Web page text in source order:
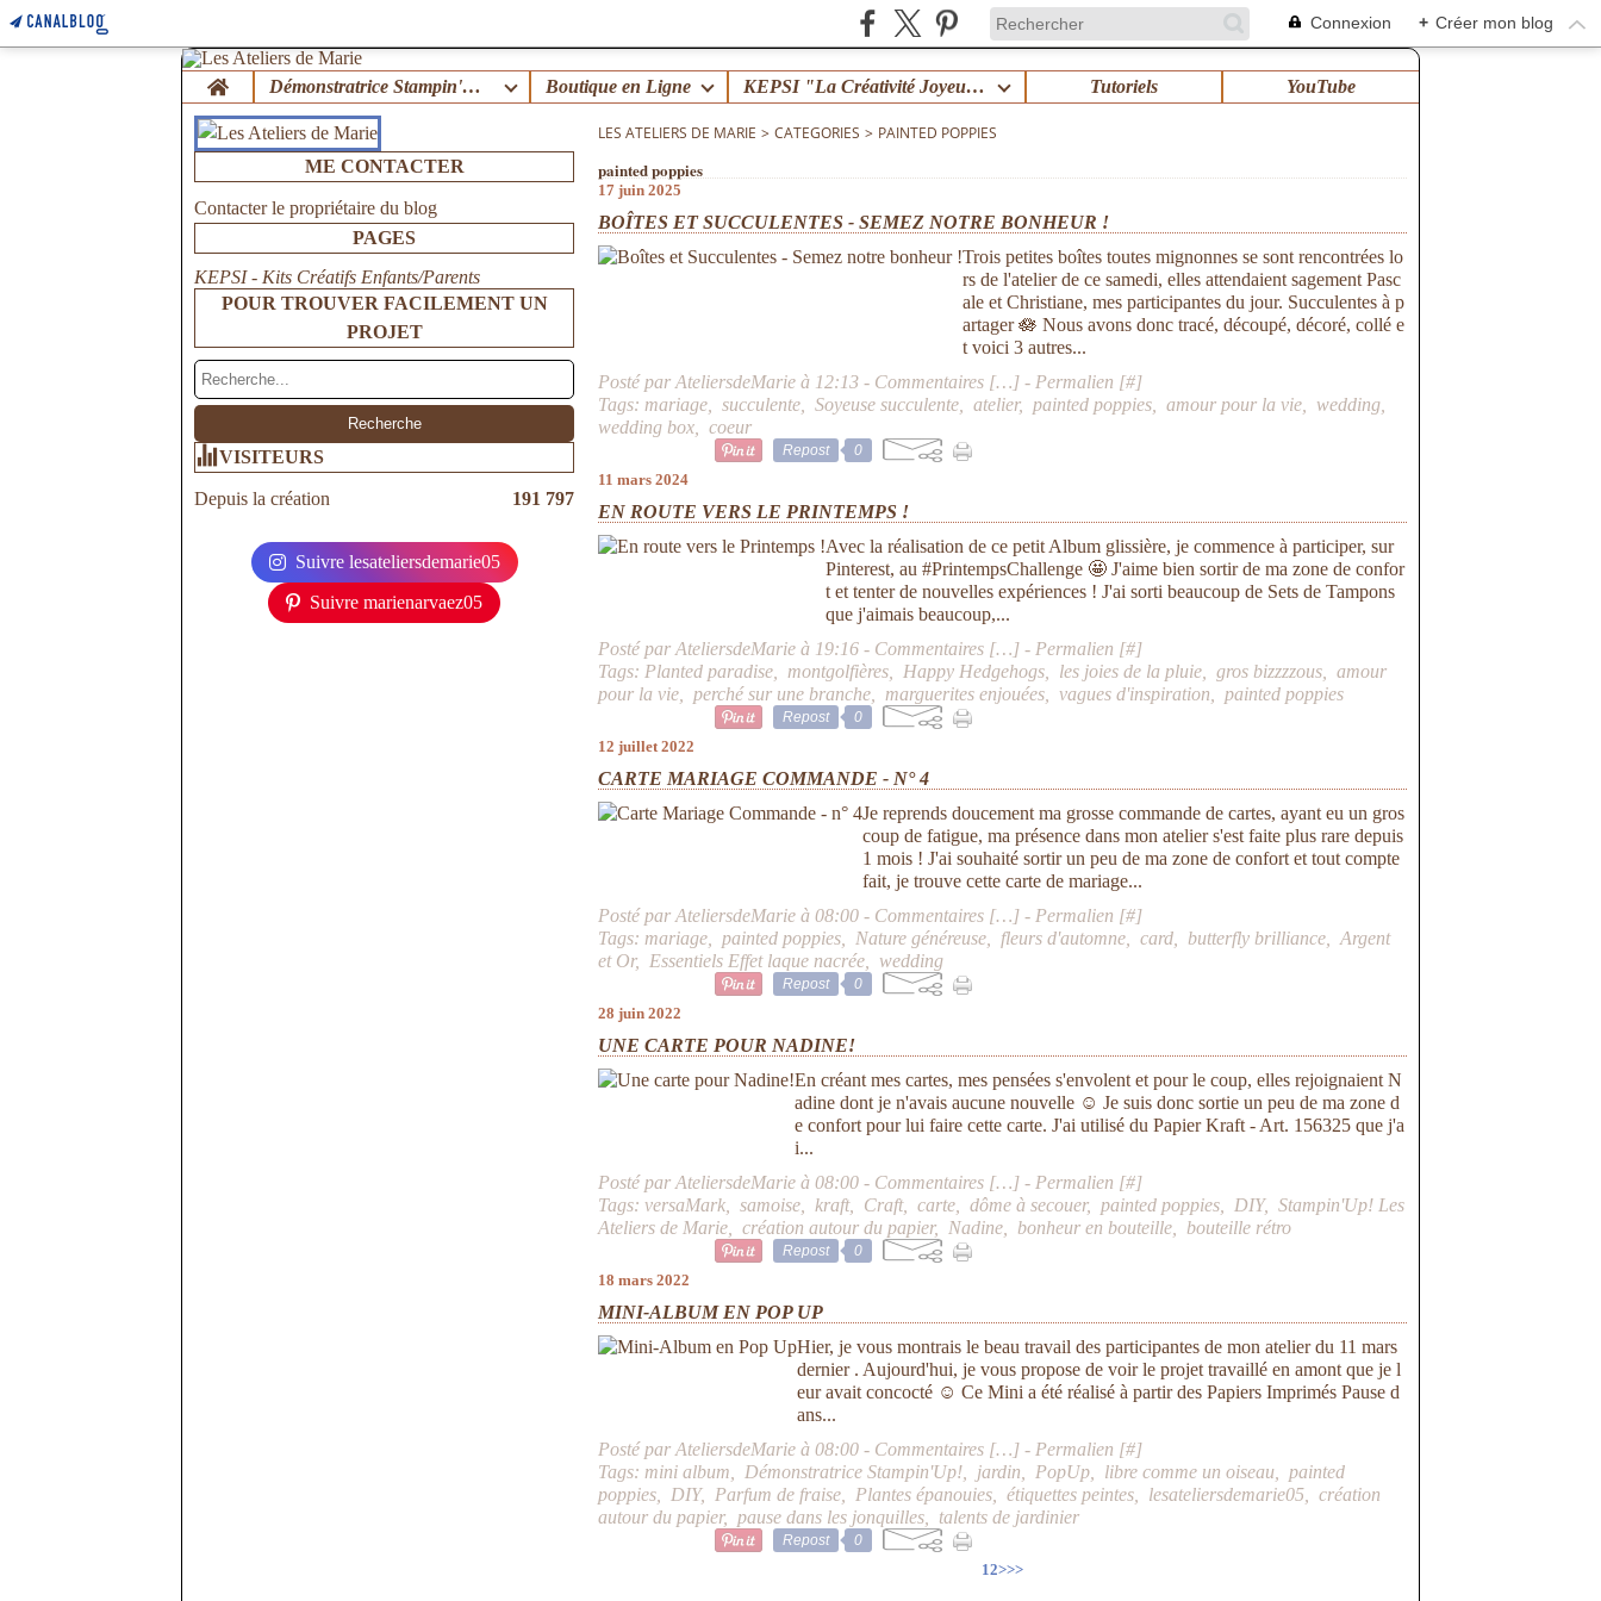
Connexion + Créer mon blog
Home Démonstratrice Stampin'Up ! Boutique en Ligne KEPSI "La Créativité Joyeuse en Famille" ! Tutoriels YouTube
ME CONTACTER
Contacter le propriétaire du blog
PAGES
KEPSI - Kits Créatifs Enfants/Parents
POUR TROUVER FACILEMENT UN
PROJET
VISITEURS
Depuis la création 191 797
Suivre lesateliersdemarie05
Suivre marienarvaez05
LES ATELIERS DE MARIE > CATEGORIES > PAINTED POPPIES
painted poppies
17 juin 2025
BOÎTES ET SUCCULENTES - SEMEZ NOTRE BONHEUR !
Trois petites boîtes toutes mignonnes se sont rencontrées lo
rs de l'atelier de ce samedi, elles attendaient sagement Pasc
ale et Christiane, mes participantes du jour. Succulentes à p
artager 🪷 Nous avons donc tracé, découpé, décoré, collé e
t voici 3 autres...
Posté par AteliersdeMarie à 12:13 - Commentaires […] - Permalien [#]
Tags: mariage ,succulente ,Soyeuse succulente ,atelier, painted poppies ,amour pour la vie wedding
wedding box ,coeur
Repost 0
11 mars 2024
EN ROUTE VERS LE PRINTEMPS !
Avec la réalisation de ce petit Album glissière, je commence à participer, sur
Pinterest, au #PrintempsChallenge 🤩 J'aime bien sortir de ma zone de confor
t et tenter de nouvelles expériences ! J'ai sorti beaucoup de Sets de Tampons
que j'aimais beaucoup,...
Posté par AteliersdeMarie à 19:16 - Commentaires […] - Permalien [#]
Tags: Planted paradise montgolfières Happy Hedgehogs les joies de la pluie ,gros bizzzzous ,amour
pour la vie
perché sur une branche marguerites enjouées ,vagues d'inspiration painted poppies
Repost 0
12 juillet 2022
CARTE MARIAGE COMMANDE - N° 4
Je reprends doucement ma grosse commande de cartes, ayant eu un gros
coup de fatigue, ma présence dans mon atelier s'est faite plus rare depuis
1 mois ! J'ai souhaité sortir un peu de ma zone de confort et tout compte
fait, je trouve cette carte de mariage...
Posté par AteliersdeMarie à 08:00 - Commentaires […] - Permalien [#]
Tags: mariage painted poppies Nature généreuse fleurs d'automne ,card butterfly brilliance ,Argent
et Or, Essentiels Effet laque nacrée wedding
Repost 0
28 juin 2022
UNE CARTE POUR NADINE!
En créant mes cartes, mes pensées s'envolent et pour le coup, elles rejoignaient N
adine dont je n'avais aucune nouvelle ☺ Je suis donc sortie un peu de ma zone d
e confort pour lui faire cette carte. J'ai utilisé du Papier Kraft - Art. 156325 que j'a
i...
Posté par AteliersdeMarie à 08:00 - Commentaires […] - Permalien [#]
Tags:versaMark ,samoise kraft, Craft,carte ,dôme à secouer, painted poppies DIY,Stampin'Up! Les
Ateliers de Marie ,création autour du papier, Nadine bonheur en bouteille bouteille rétro
Repost 0
18 mars 2022
MINI-ALBUM EN POP UP
Hier, je vous montrais le beau travail des participantes de mon atelier du 11 mars
dernier . Aujourd'hui, je vous propose de voir le projet travaillé en amont que je l
eur avait concocté ☺ Ce Mini a été réalisé à partir des Papiers Imprimés Pause d
ans...
Posté par AteliersdeMarie à 08:00 - Commentaires […] - Permalien [#]
Tags: mini album Démonstratrice Stampin'Up! jardin PopUp libre comme un oiseau
painted
poppies
DIY, Parfum de fraise Plantes épanouies ,étiquettes peintes lesateliersdemarie05 ,création
autour du papier, pause dans les jonquilles talents de jardinier
Repost 0
12>>>